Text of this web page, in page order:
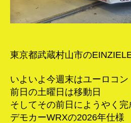
東京都武蔵村山市の
いよいよ今週末はユーロコン
前日の土曜日は移動日
そしてその前日にようやく完
デモカーWRXの2026年仕様